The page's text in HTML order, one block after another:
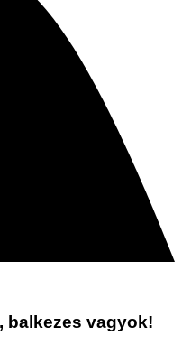
balkezes vagyok!